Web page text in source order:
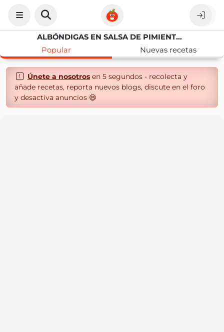
ALBÓNDIGAS EN SALSA DE PIMIENTOS FÁCIL
Popular
Nuevas recetas
Únete a nosotrosen 5 segundos - recolecta y
añade recetas, reporta nuevos blogs, discute en el foro
y desactiva anuncios 😄